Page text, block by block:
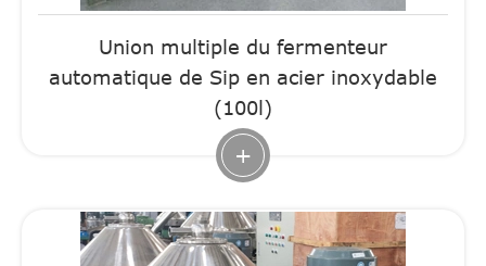
Union multiple du fermenteur
automatique de Sip en acier inoxydable
(100l)
+